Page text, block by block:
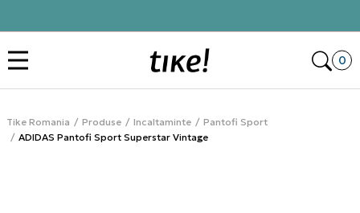
0
Tike Romania Produse Incaltaminte
Pantofi Sport
ADIDAS Pantofi Sport Superstar Vintage